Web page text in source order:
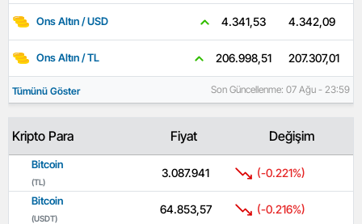
Ons Altın / USD 4.341,53 4.342,09
Ons Altın / TL 206.998,51 207.307,01
Tümünü Göster Son Güncellenme: 07 Ağu - 23:59
Kripto Para Fiyat Değişim
Bitcoin
(TL)
3.087.941 (-0.221%)
Bitcoin
(USDT)
64.853,57 (-0.216%)